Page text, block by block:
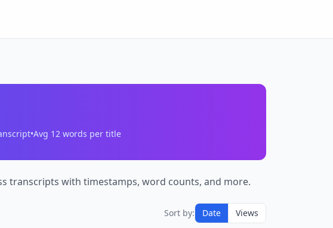
•Avg 12 words per title
transcripts with timestamps, word counts, and more.
Sort by: Date
Views